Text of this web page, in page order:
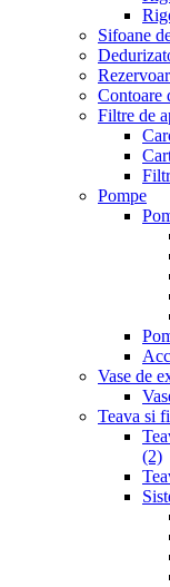
Sifoane
Contoare
Filtre de
Pompe
Vase de
Teava si
(2)